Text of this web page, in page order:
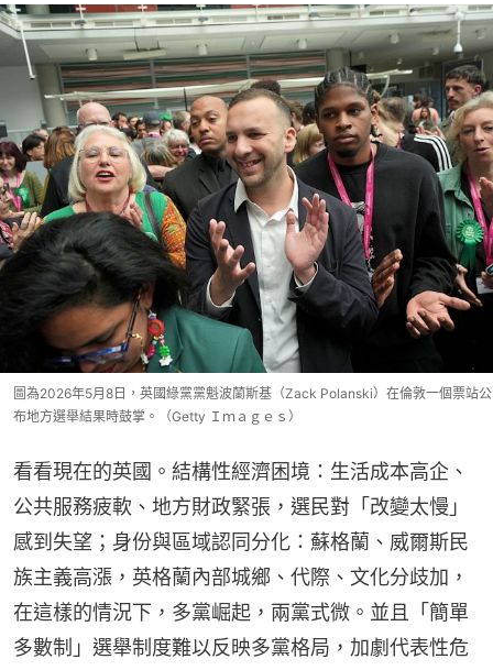
圖為2026年5月8日，英國綠黨黨魁波蘭斯基（Zack Polanski）在倫敦一個票站公
布地方選舉結果時鼓掌。（Getty Ｉｍａｇｅｓ）
‌看看現在的英國。結構性經濟困境‌：生活成本高企、
公共服務疲軟、地方財政緊張，選民對「改變太慢」
感到失望‌‌；身份與區域認同分化‌：蘇格蘭、威爾斯民
族主義高漲，英格蘭內部城鄉、代際、文化分歧加，
在這樣的情況下，多黨崛起，兩黨式微‌。並且「簡單
多數制」選舉制度難以反映多黨格局，加劇代表性危